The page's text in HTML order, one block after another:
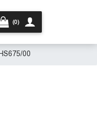
(0)
00